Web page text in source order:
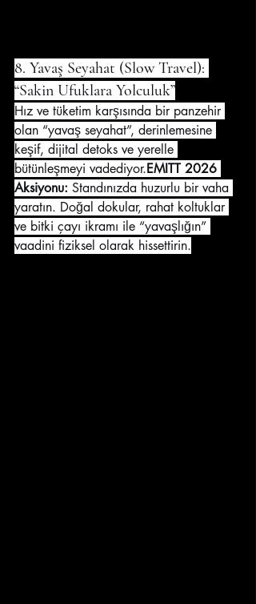
8. Yavaş Seyahat (Slow Travel):
“Sakin Ufuklara Yolculuk”
Hız ve tüketim karşısında bir panzehir
olan “yavaş seyahat”, derinlemesine
keşif, dijital detoks ve yerelle
bütünleşmeyi vadediyor.EMITT 2026
Aksiyonu: Standınızda huzurlu bir vaha
yaratın. Doğal dokular, rahat koltuklar
ve bitki çayı ikramı ile “yavaşlığın”
vaadini fiziksel olarak hissettirin.